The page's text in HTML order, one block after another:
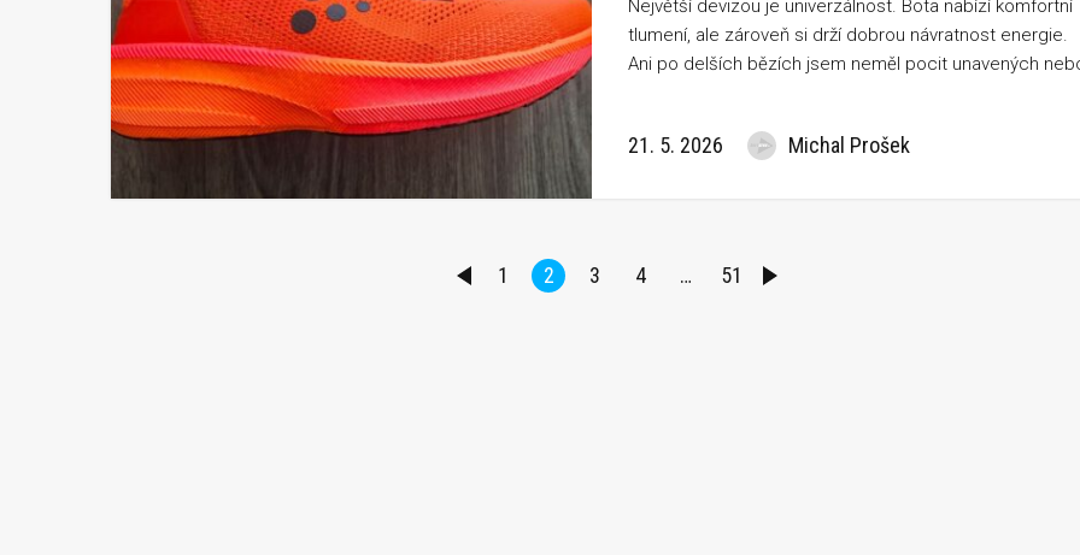
Největší devizou je univerzálnost. Bota nabízí komfortní
tlumení, ale zároveň si drží dobrou návratnost energie.
Ani po delších bězích jsem neměl pocit unavených
neplavou.
21. 5. 2026 Michal Prošek
PŘEDCHOZÍ
1 2 3 4 … 51